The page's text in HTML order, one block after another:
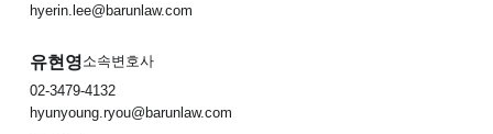
hyerin.lee@barunlaw.com
유현영소속변호사
02-3479-4132
hyunyoung.ryou@barunlaw.com